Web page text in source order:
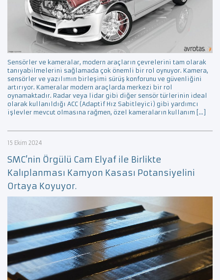
Sensörler ve kameralar, modern araçların çevrelerini tam olarak
tanıyabilmelerini sağlamada çok önemli bir rol oynuyor. Kamera,
sensörler ve yazılımın birleşimi sürüş konforunu ve güvenliğini
artırıyor. Kameralar modern araçlarda merkezi bir rol
oynamaktadır. Radar veya lidar gibi diğer sensör türlerinin ideal
olarak kullanıldığı ACC (Adaptif Hız Sabitleyici) gibi yardımcı
işlevler mevcut olmasına rağmen, özel kameraların kullanım […]
15 Ekim 2024
SMC’nin Örgülü Cam Elyaf ile Birlikte
Kalıplanması Kamyon Kasası Potansiyelini
Ortaya Koyuyor.